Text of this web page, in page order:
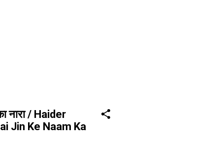
नारा / Haider
Jin Ke Naam Ka